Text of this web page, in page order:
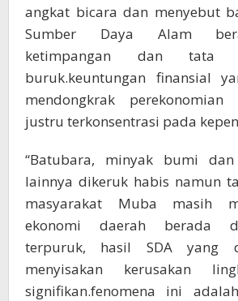
angkat bicara dan menyebut
Sumber Daya Alam
ketimpangan dan tata
buruk.keuntungan finansial
mendongkrak
justru terkonsentrasi pada
“Batubara, minyak bumi
lainnya dikeruk habis namun
masyarakat Muba masih
ekonomi daerah berada
terpuruk, hasil SDA yang
menyisakan kerusakan
signifikan.fenomena ini